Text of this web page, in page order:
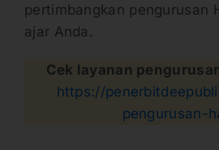
pertimbangkan pengurusan
ajar Anda.
Cek layanan
https://
pengurusan-